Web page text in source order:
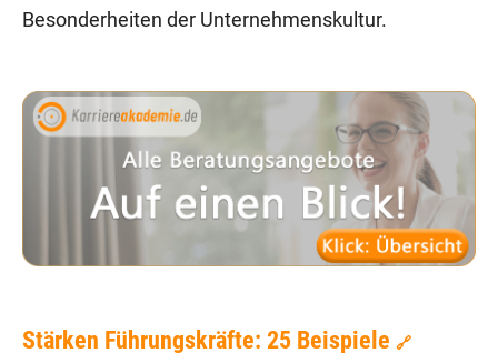
Besonderheiten der Unternehmenskultur.
Stärken Führungskräfte: 25 Beispiele 🔗